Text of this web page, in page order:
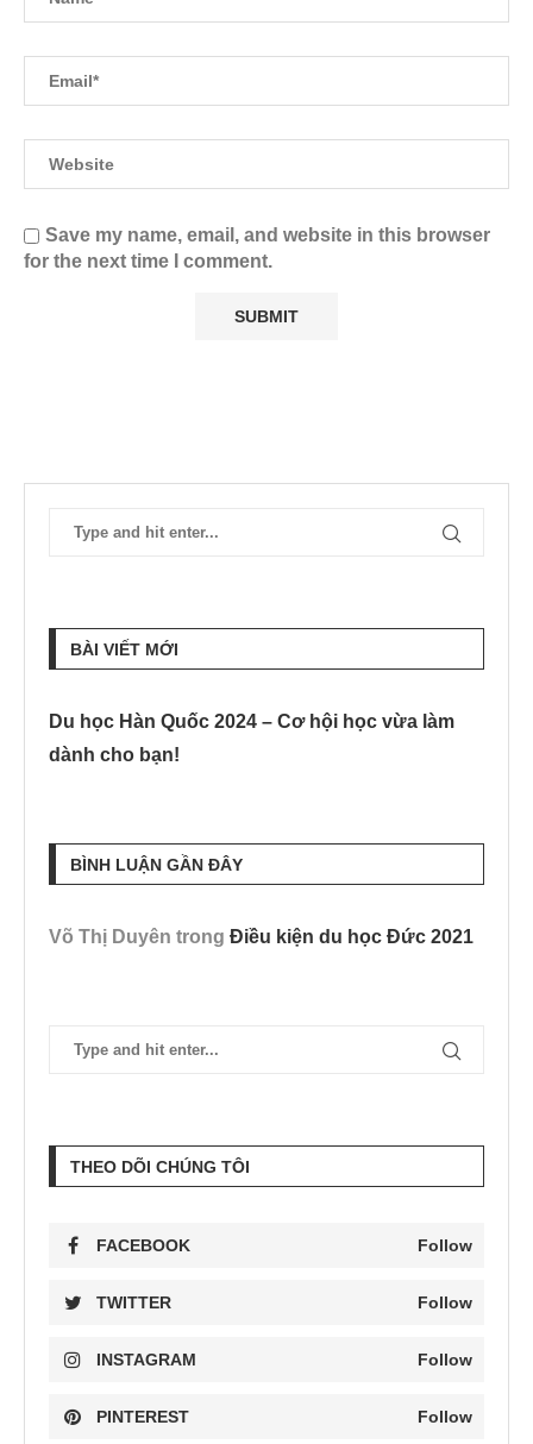
Save my name, email, and website in this browser
for the next time I comment.
BÀI VIẾT MỚI
Du học Hàn Quốc 2024 – Cơ hội học vừa làm
dành cho bạn!
BÌNH LUẬN GẦN ĐÂY
Võ Thị Duyên trong Điều kiện du học Đức 2021
THEO DÕI CHÚNG TÔI
FACEBOOK Follow
TWITTER Follow
INSTAGRAM Follow
PINTEREST Follow